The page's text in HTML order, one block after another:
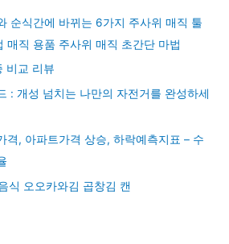
순식간에 바뀌는 6가지 주사위 매직 툴
매직 용품 주사위 매직 초간단 마법
비교 리뷰
: 개성 넘치는 나만의 자전거를 완성하세
격, 아파트가격 상승, 하락예측지표 – 수
식 오오카와김 곱창김 캔